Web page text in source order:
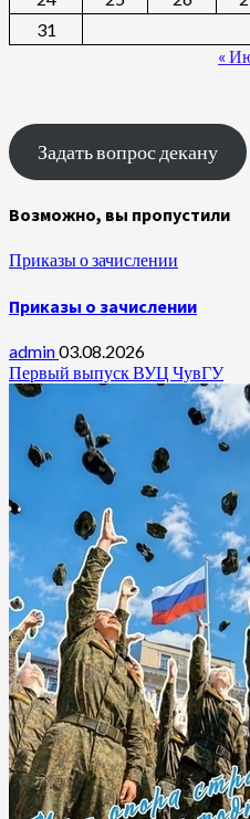
31
«
Задать вопрос декану
Возможно, вы пропустили
Приказы о зачислении
Приказы о зачислении
admin03.08.2026
Первый выпуск ВУЦ ЧувГУ